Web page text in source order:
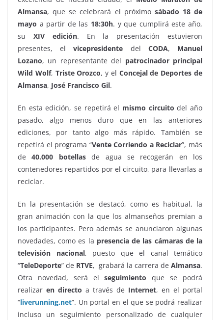
Almansa, que se celebrará el próximo sábado 18 de
mayo a partir de las 18:30h. y que cumplirá este año,
su XIV edición. En la presentación estuvieron
presentes, elvicepresidente del CODA, Manuel
Lozano, un representante del patrocinador principal
Wild Wolf, Triste Orozco, y el Concejal de Deportes de
Almansa, José Francisco Gil.
En esta edición, se repetirá el mismo circuito del año
pasado, algo menos duro que en las anteriores
ediciones, por tanto algo más rápido. También se
repetirá el programa “Vente Corriendo a Reciclar”, más
de40.000 botellasde agua se recogerán en los
contenedores repartidos por el circuito, para llevarlas a
reciclar.
En la presentación se destacó, como es habitual, la
gran animación con la que los almanseños premian a
los participantes. Pero además se anunciaron algunas
novedades, como es la presencia de las cámaras de la
televisión nacional, puesto que el canal temático
“TeleDeporte” de RTVE, grabará la carrera de Almansa.
Otra novedad, será elseguimiento que se podrá
realizar en directo a través de Internet, en el portal
“liverunning.net”. Un portal en el que se podrá realizar
incluso un seguimiento personalizado de cualquier